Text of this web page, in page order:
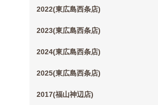
2022(東広島西条店)
2023(東広島西条店)
2024(東広島西条店)
2025(東広島西条店)
2017(福山神辺店)